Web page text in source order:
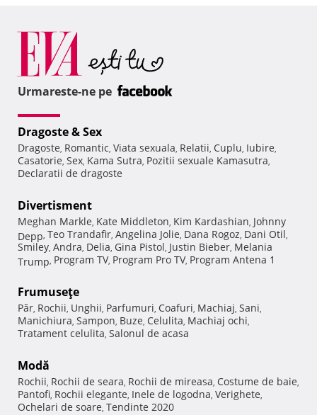
Urmareste-ne pe
Dragoste & Sex
Dragoste, Romantic, Viata sexuala, Relatii, Cuplu, Iubire,
Casatorie, Sex, Kama Sutra, Pozitii sexuale Kamasutra,
Declaratii de dragoste
Divertisment
Meghan Markle, Kate Middleton, Kim Kardashian, Johnny
Depp, Teo Trandafir, Angelina Jolie, Dana Rogoz, Dani Otil,
Smiley, Andra, Delia, Gina Pistol, Justin Bieber, Melania
Trump, Program TV, Program Pro TV, Program Antena 1
Frumuseţe
Păr, Rochii, Unghii, Parfumuri, Coafuri, Machiaj, Sani,
Manichiura, Sampon, Buze, Celulita, Machiaj ochi,
Tratament celulita, Salonul de acasa
Modă
Rochii, Rochii de seara, Rochii de mireasa, Costume de baie,
Pantofi, Rochii elegante, Inele de logodna, Verighete,
Ochelari de soare, Tendinte 2020